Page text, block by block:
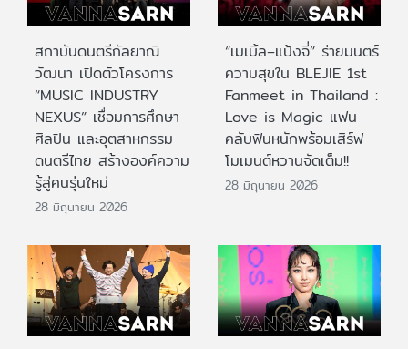
สถาบันดนตรีกัลยาณิ
วัฒนา เปิดตัวโครงการ
“MUSIC INDUSTRY
NEXUS” เชื่อมการศึกษา
ศิลปิน และอุตสาหกรรม
ดนตรีไทย สร้างองค์ความ
รู้สู่คนรุ่นใหม่
28 มิถุนายน 2026
“เมเบิ้ล–แป้งจี่” ร่ายมนตร์
ความสุขใน BLEJIE 1st
Fanmeet in Thailand :
Love is Magic แฟน
คลับฟินหนักพร้อมเสิร์ฟ
โมเมนต์หวานจัดเต็ม!!
28 มิถุนายน 2026